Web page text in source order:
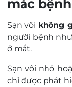
mắc
Sạn vôi không
người bệnh
ở mắt.
Sạn vôi nhỏ
chỉ được phát